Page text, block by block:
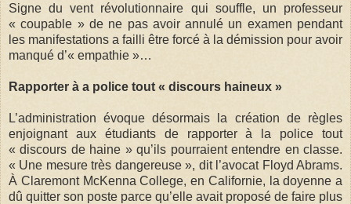
Signe du vent révolutionnaire qui souffle, un professeur
« coupable » de ne pas avoir annulé un examen pendant
les manifestations a failli être forcé à la démission pour avoir
manqué d’« empathie »…
Rapporter à a police tout « discours haineux »
L’administration évoque désormais la création de règles
enjoignant aux étudiants de rapporter à la police tout
« discours de haine » qu’ils pourraient entendre en classe.
« Une mesure très dangereuse », dit l’avocat Floyd Abrams.
À Claremont McKenna College, en Californie, la doyenne a
dû quitter son poste parce qu’elle avait proposé de faire plus